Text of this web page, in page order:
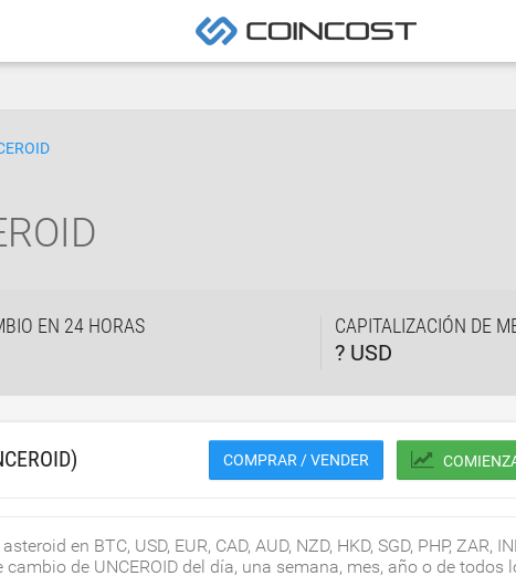
EN 24 HORAS CAPITALIZACIÓN DE
? USD
COMPRAR / VENDER
en BTC, USD, EUR, CAD, AUD, NZD, HKD, SGD, PHP, ZAR,
de UNCEROID del día, una semana, mes, año o de todos